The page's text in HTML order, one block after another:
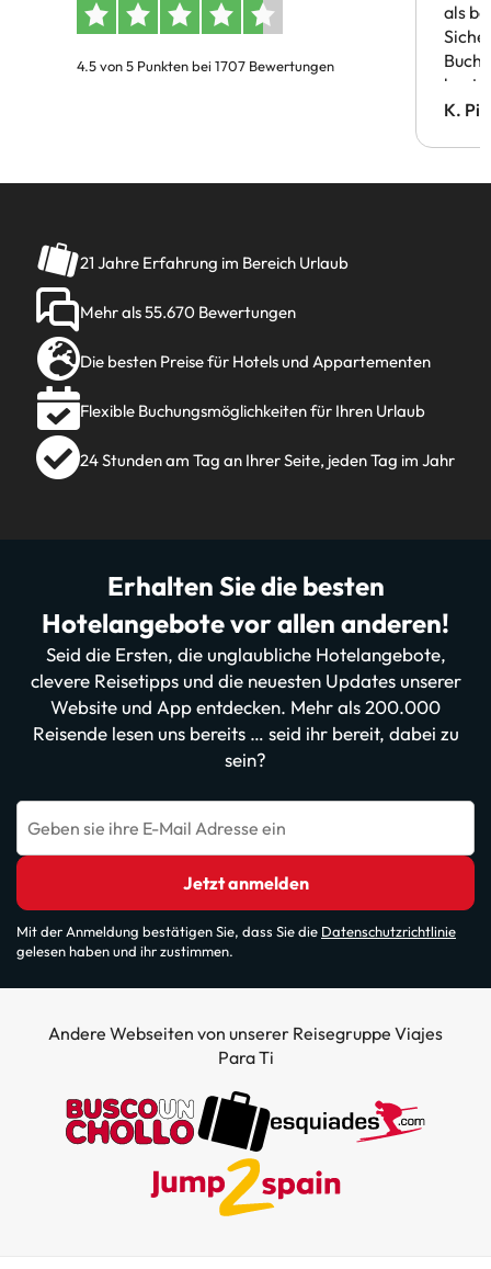
4.5 von 5 Punkten bei 1707 Bewertungen
als
K.
21 Jahre Erfahrung im Bereich Urlaub
Mehr als 55.670 Bewertungen
Die besten Preise für Hotels und Appartementen
Flexible Buchungsmöglichkeiten für Ihren Urlaub
24 Stunden am Tag an Ihrer Seite, jeden Tag im Jahr
Erhalten Sie die besten
Hotelangebote vor allen anderen!
Seid die Ersten, die unglaubliche Hotelangebote,
clevere Reisetipps und die neuesten Updates unserer
Website und App entdecken. Mehr als 200.000
Reisende lesen uns bereits … seid ihr bereit, dabei zu
sein?
Geben sie ihre E-Mail Adresse ein
Jetzt anmelden
Mit der Anmeldung bestätigen Sie, dass Sie die Datenschutzrichtlinie
gelesen haben und ihr zustimmen.
Andere Webseiten von unserer Reisegruppe Viajes
Para Ti